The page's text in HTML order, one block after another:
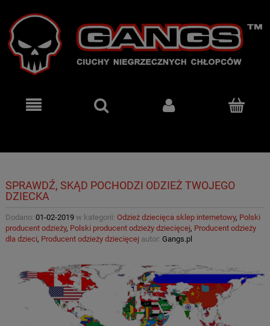
SPRAWDŹ, SKĄD POCHODZI ODZIEŻ TWOJEGO
DZIECKA
Dodano: 01-02-2019w kategorii: Odzież dziecięca sklep internetowy, Polski
producent odzieży, Polski producent odzieży dziecięcej, Producent odzieży
dla dzieci, Producent odzieży dziecięcej autor: Gangs.pl